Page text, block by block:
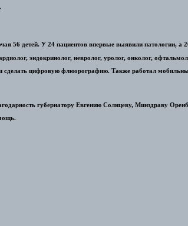
56 детей. У 24 пациентов впервые выявили патологии, а
эндокринолог, невролог, уролог, онколог,
цифровую флюорографию. Также работал
губернатору Евгению Солнцеву, Минздраву